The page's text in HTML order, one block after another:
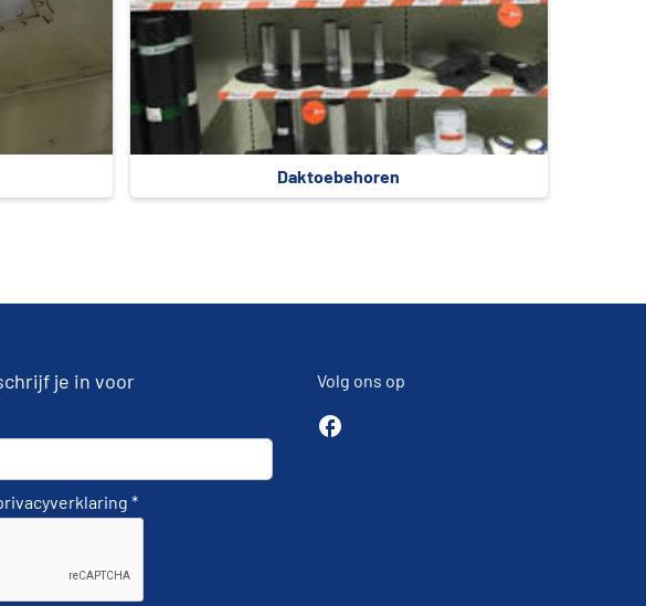
Daktoebehoren
je in voor
*
Volg ons op